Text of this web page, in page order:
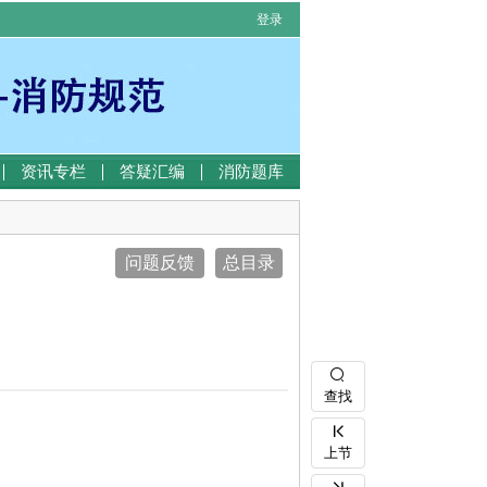
登录
资讯专栏 答疑汇编 消防题库
总目录
问题反馈
查找
上节